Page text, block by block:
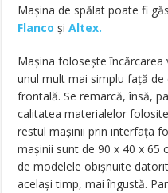
Mașina de spălat poate fi
Flanco șiAltex.
Mașina folosește încărcarea
unul mult mai simplu față
frontală. Se remarcă, însă,
calitatea materialelor
restul mașinii prin interfața
mașinii sunt de 90 x 40 x 65
de modelele obișnuite
același timp, mai îngustă.